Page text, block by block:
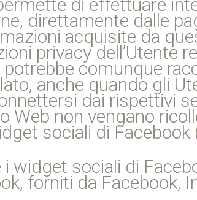
di effettuare
direttamente dalle
acquisite da
privacy dell’Utente
comunque
anche quando gli
dai rispettivi
Web non vengano
sociali di Facebook
i widget sociali di
forniti da Facebook,